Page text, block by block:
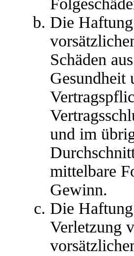
Die
Schäden
Gesundheit
und im
mittelbare
Gewinn.
Die
Verletzung